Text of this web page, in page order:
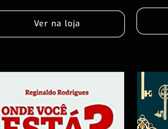
Ver na loja